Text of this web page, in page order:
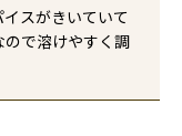
スがきいていて
ので溶けやすく調